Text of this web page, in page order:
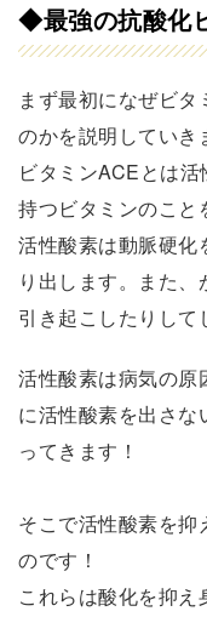
◆最強の抗酸化
まず最初になぜビ
のかを説明していき
ビタミンACEとは
持つビタミンのこと
活性酸素は動脈硬化
り出します。また
引き起こしたりして
活性酸素は病気の原
に活性酸素を出さな
ってきます！
そこで活性酸素を抑
のです！
これらは酸化を抑え